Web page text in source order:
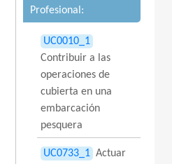
Profesional:
UC0010_1
Contribuir a las
operaciones de
cubierta en una
embarcación
pesquera
UC0733_1 Actuar